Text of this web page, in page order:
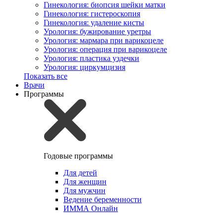
Гинекология: биопсия шейки матки
Гинекология: гистероскопия
Гинекология: удаление кисты
Урология: бужирование уретры
Урология: мармара при варикоцеле
Урология: операция при варикоцеле
Урология: пластика уздечки
Урология: циркумцизия
Показать все
Врачи
Программы
Годовые программы
Для детей
Для женщин
Для мужчин
Ведение беременности
ИММА Онлайн